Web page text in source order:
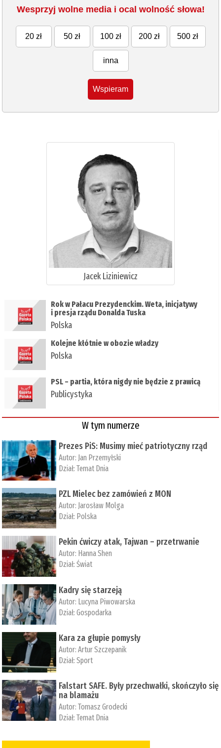
Wesprzyj wolne media i ocal wolność słowa!
20 zł 50 zł 100 zł 200 zł 500 zł
inna
Wspieram
Jacek Liziniewicz
Rok w Pałacu Prezydenckim. Weta, inicjatywy
i presja rządu Donalda Tuska
Polska
Kolejne kłótnie w obozie władzy
Polska
PSL – partia, która nigdy nie będzie z prawicą
Publicystyka
W tym numerze
Prezes PiS: Musimy mieć patriotyczny rząd
Autor: Jan Przemyłski
Dział:Temat Dnia
PZL Mielec bez zamówień z MON
Autor: Jarosław Molga
Dział: Polska
Pekin ćwiczy atak, Tajwan – przetrwanie
Autor: ­Hanna Shen
Dział:Świat
Kadry się starzeją
Autor: Lucyna Piwowarska
Dział:Gospodarka
Kara za głupie pomysły
Autor:Artur Szczepanik
Dział:Sport
Falstart SAFE. Były przechwałki, skończyło się
na blamażu
Autor:Tomasz Grodecki
Dział:Temat Dnia